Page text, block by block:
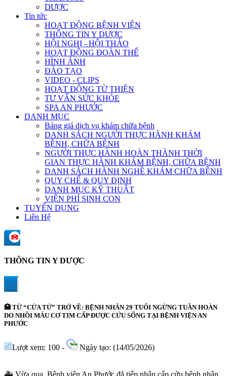
DƯỢC
Tin tức
HOẠT ĐỘNG BỆNH VIỆN
THÔNG TIN Y DƯỢC
HỘI NGHỊ - HỘI THẢO
HOẠT ĐỘNG ĐOÀN THỂ
HÌNH ẢNH
ĐÀO TẠO
VIDEO - CLIPS
HOẠT ĐỘNG TỪ THIỆN
TƯ VẤN SỨC KHỎE
SPA AN PHƯỚC
DANH MỤC
Bảng giá dịch vụ khám chữa bệnh
DANH SÁCH NGƯỜI THỰC HÀNH KHÁM
BỆNH, CHỮA BỆNH
NGƯỜI THỰC HÀNH HOÀN THÀNH THỜI
GIAN THỰC HÀNH KHÁM BỆNH, CHỮA BỆNH
DANH SÁCH HÀNH NGHỀ KHÁM CHỮA BỆNH
QUY CHẾ & QUY ĐỊNH
DANH MỤC KỸ THUẬT
VIỆN PHÍ SINH CON
TUYỂN DỤNG
Liên Hệ
THÔNG TIN Y DƯỢC
🏥 TỪ “CỬA TỬ” TRỞ VỀ: BỆNH NHÂN 29 TUỔI NGỪNG TUẦN HOÀN
DO NHỒI MÁU CƠ TIM CẤP ĐƯỢC CỨU SỐNG TẠI BỆNH VIỆN AN
PHƯỚC
Lượt xem: 100 - Ngày tạo: (14/05/2026)
🚑 Vừa qua, Bệnh viện An Phước đã tiếp nhận cấp cứu bệnh nhân